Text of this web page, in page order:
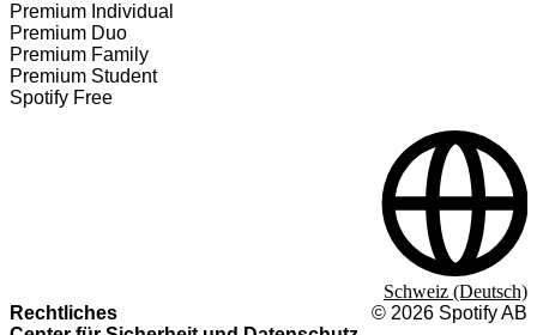
Premium Individual
Premium Duo
Premium Family
Premium Student
Spotify Free
Rechtliches
© 2026 Spotify AB
Schweiz (Deutsch)